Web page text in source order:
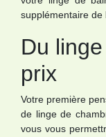
supplémentaire de
Du
prix
Votre première
de linge de
vous vous